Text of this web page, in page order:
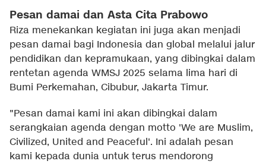
Pesan damai dan Asta Cita Prabowo
Riza menekankan kegiatan ini juga akan menjadi
pesan damai bagi Indonesia dan global melalui jalur
pendidikan dan kepramukaan, yang dibingkai dalam
rentetan agenda WMSJ 2025 selama lima hari di
Bumi Perkemahan, Cibubur, Jakarta Timur.
"Pesan damai kami ini akan dibingkai dalam
serangkaian agenda dengan motto 'We are Muslim,
Civilized, United and Peaceful'. Ini adalah pesan
kami kepada dunia untuk terus mendorong